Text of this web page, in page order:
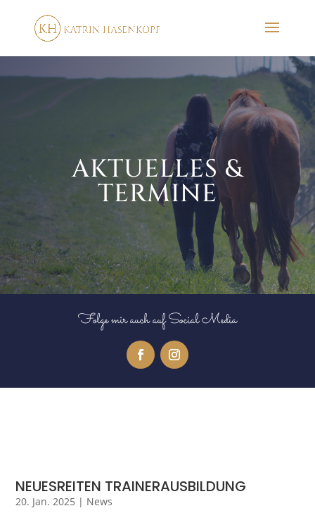
AKTUELLES &
TERMINE
Folge mir auch auf Social Media
NEUESREITEN TRAINERAUSBILDUNG
20. Jan. 2025 | News